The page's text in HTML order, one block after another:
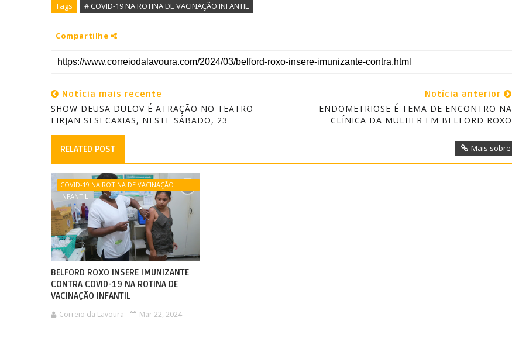
Tags # COVID-19 NA ROTINA DE VACINAÇÃO INFANTIL
Compartilhe
Notícia mais recente
SHOW DEUSA DULOV É ATRAÇÃO NO TEATRO
FIRJAN SESI CAXIAS, NESTE SÁBADO, 23
Notícia anterior
ENDOMETRIOSE É TEMA DE ENCONTRO NA
CLÍNICA DA MULHER EM BELFORD ROXO
RELATED POST Mais sobre
COVID-19 NA ROTINA DE VACINAÇÃO
INFANTIL
BELFORD ROXO INSERE IMUNIZANTE
CONTRA COVID-19 NA ROTINA DE
VACINAÇÃO INFANTIL
Correio da Lavoura Mar 22, 2024